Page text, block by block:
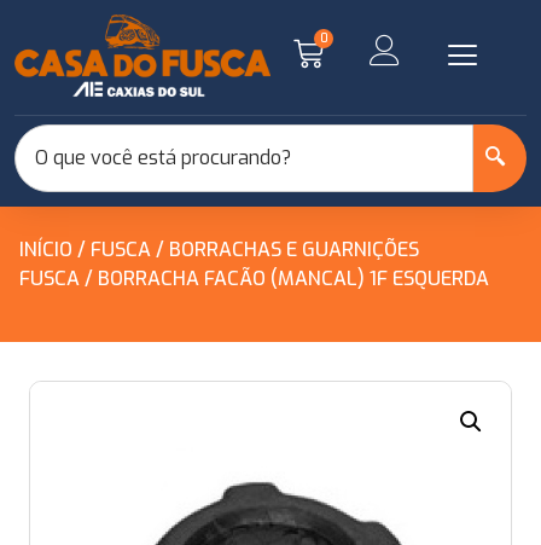
0
INÍCIO / FUSCA/ BORRACHAS E GUARNIÇÕES
FUSCA/ BORRACHA FACÃO (MANCAL) 1F ESQUERDA